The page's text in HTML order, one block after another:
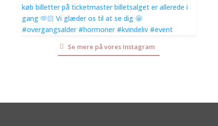
Se mere på vores Instagram